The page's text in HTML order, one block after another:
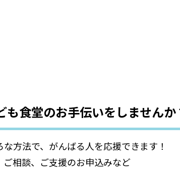
も食堂のお手伝いをしませんか
な方法で、がんばる人を応援できます！
ご相談、ご支援のお申込みなど